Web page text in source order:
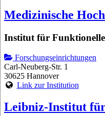
Medizinische
Institut für
Forschungseinrichtungen
Carl-Neuberg-Str. 1
30625 Hannover
Link zur Institution
Leibniz-Institut